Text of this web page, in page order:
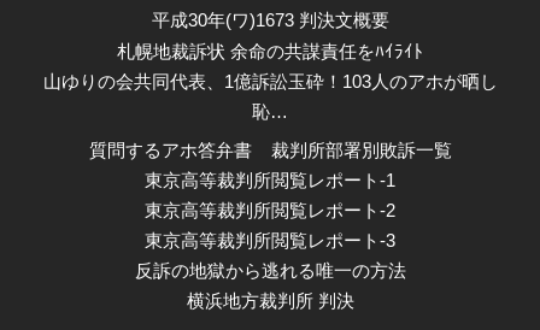
平成30年(ワ)1673 判決文概要
札幌地裁訴状 余命の共謀責任をﾊｲﾗｲﾄ
山ゆりの会共同代表、1億訴訟玉砕！103人のアホが晒し
恥…
質問するアホ答弁書
裁判所部署別敗訴一覧
東京高等裁判所閲覧レポート-1
東京高等裁判所閲覧レポート-2
東京高等裁判所閲覧レポート-3
反訴の地獄から逃れる唯一の方法
横浜地方裁判所 判決